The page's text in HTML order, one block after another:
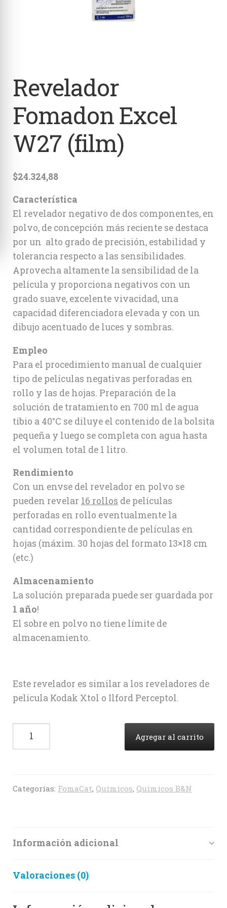
Revelador
Fomadon Excel
W27 (film)
$24.324,88
Característica
El revelador negativo de dos componentes, en
polvo, de concepción más reciente se destaca
por un alto grado de precisión, estabilidad y
tolerancia respecto a las sensibilidades.
Aprovecha altamente la sensibilidad de la
película y proporciona negativos con un
grado suave, excelente vivacidad, una
capacidad diferenciadora elevada y con un
dibujo acentuado de luces y sombras.
Empleo
Para el procedimiento manual de cualquier
tipo de películas negativas perforadas en
rollo y las de hojas. Preparación de la
solución de tratamiento en 700 ml de agua
tibio a 40°C se diluye el contenido de la bolsita
pequeña y luego se completa con agua hasta
el volumen total de 1 litro.
Rendimiento
Con un envse del revelador en polvo se
pueden revelar 16 rollos de películas
perforadas en rollo eventualmente la
cantidad correspondiente de películas en
hojas (máxim. 30 hojas del formato 13×18 cm
(etc.)
Almacenamiento
La solución preparada puede ser guardada por
1 año!
El sobre en polvo no tiene límite de
almacenamiento.
Este revelador es similar a los reveladores de
película Kodak Xtol o Ilford Perceptol.
Revelador
(film)
Agregar al carrito
Categorías: FomaCat, Químicos, Químicos B&N
Información adicional
Valoraciones (0)